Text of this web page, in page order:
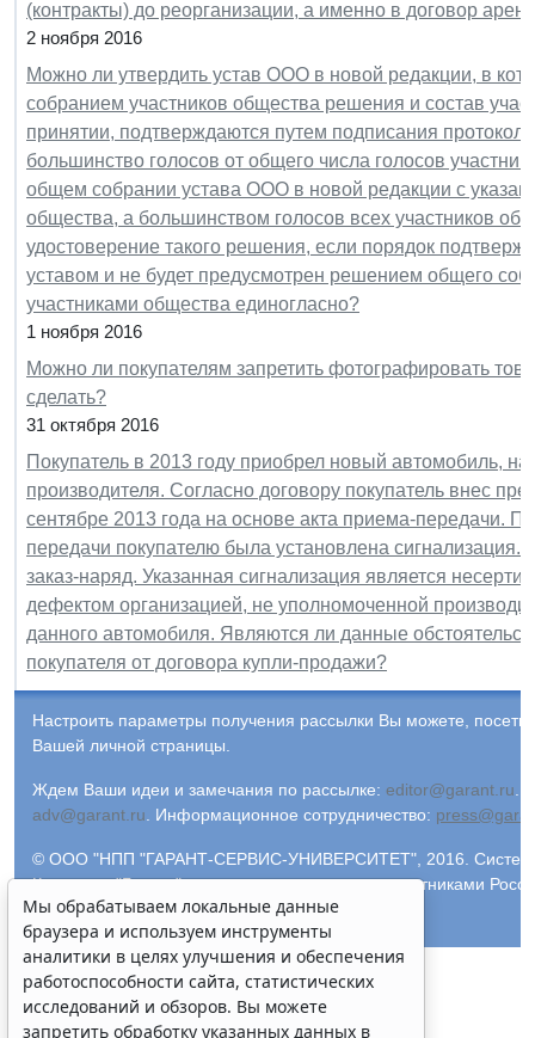
(контракты) до реорганизации, а именно в договор
2 ноября 2016
Можно ли утвердить устав ООО в новой редакции, в
собранием участников общества решения и состав
принятии, подтверждаются путем подписания
большинство голосов от общего числа голосов
общем собрании устава ООО в новой редакции с
общества, а большинством голосов всех участников
удостоверение такого решения, если порядок
уставом и не будет предусмотрен решением общего
участниками общества единогласно?
1 ноября 2016
Можно ли покупателям запретить фотографировать
сделать?
31 октября 2016
Покупатель в 2013 году приобрел новый автомобиль,
производителя. Согласно договору покупатель внес
сентябре 2013 года на основе акта приема-передачи.
передачи покупателю была установлена сигнализация.
заказ-наряд. Указанная сигнализация является
дефектом организацией, не уполномоченной
данного автомобиля. Являются ли данные
покупателя от договора купли-продажи?
Настроить параметры получения рассылки Вы можете,
Вашей личной страницы.
Ждем Ваши идеи и замечания по рассылке: editor@garant.ru
adv@garant.ru
Информационное сотрудничество:
© ООО "НПП "ГАРАНТ-СЕРВИС-УНИВЕРСИТЕТ", 2016. Система
Компания "Гарант" и ее партнеры являются участниками
информации ГАРАНТ.
Мы обрабатываем локальные данные
браузера и используем инструменты
аналитики в целях улучшения и обеспечения
работоспособности сайта, статистических
исследований и обзоров. Вы можете
запретить обработку указанных данных в